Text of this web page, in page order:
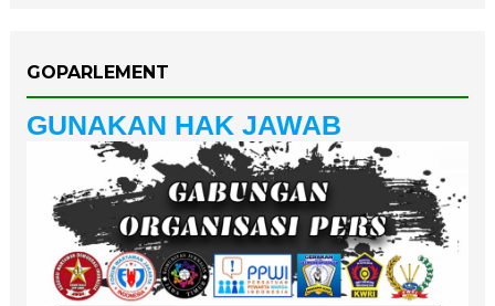
GOPARLEMENT
GUNAKAN HAK JAWAB